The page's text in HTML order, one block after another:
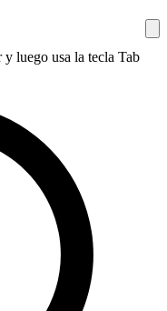
luego usa la tecla Tab